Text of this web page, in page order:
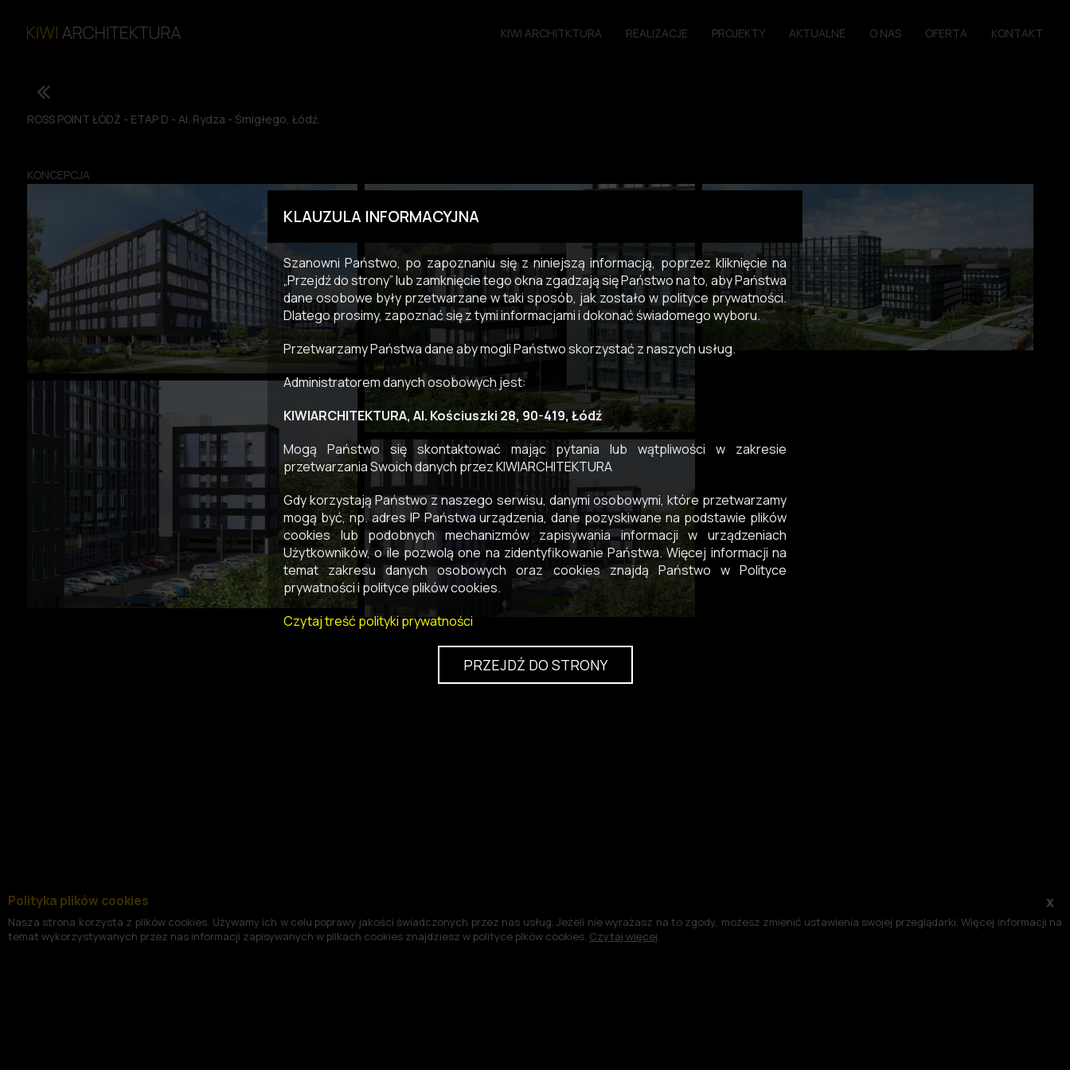
KIWI ARCHITKTURA REALIZACJE PROJEKTY AKTUALNE O NAS OFERTA KONTAKT
ROSS POINT ŁÓDŹ - ETAP D - Al. Rydza - Śmigłego, Łódź.
KONCEPCJA
KLAUZULA INFORMACYJNA
Szanowni Państwo, po zapoznaniu się z niniejszą informacją, poprzez kliknięcie na
„Przejdź do strony” lub zamknięcie tego okna zgadzają się Państwo na to, aby Państwa
dane osobowe były przetwarzane w taki sposób, jak zostało w polityce prywatności.
Dlatego prosimy, zapoznać się z tymi informacjami i dokonać świadomego wyboru.
Przetwarzamy Państwa dane aby mogli Państwo skorzystać z naszych usług.
Administratorem danych osobowych jest:
KIWIARCHITEKTURA, Al. Kościuszki 28, 90-419, Łódź
Mogą Państwo się skontaktować mając pytania lub wątpliwości w zakresie
przetwarzania Swoich danych przez KIWIARCHITEKTURA
Gdy korzystają Państwo z naszego serwisu, danymi osobowymi, które przetwarzamy
mogą być, np. adres IP Państwa urządzenia, dane pozyskiwane na podstawie plików
cookies lub podobnych mechanizmów zapisywania informacji w urządzeniach
Użytkowników, o ile pozwolą one na zidentyfikowanie Państwa. Więcej informacji na
temat zakresu danych osobowych oraz cookies znajdą Państwo w Polityce
prywatności i polityce plików cookies.
Czytaj treść polityki prywatności
PRZEJDŹ DO STRONY
x
Polityka plików cookies
Nasza strona korzysta z plików cookies. Używamy ich w celu poprawy jakości świadczonych przez nas usług. Jeżeli nie wyrażasz na to zgody, możesz zmienić ustawienia swojej przeglądarki. Więcej informacji na
temat wykorzystywanych przez nas informacji zapisywanych w plikach cookies znajdziesz w polityce plków cookies. Czytaj więcej.